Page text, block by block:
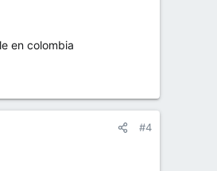
en colombia
#4